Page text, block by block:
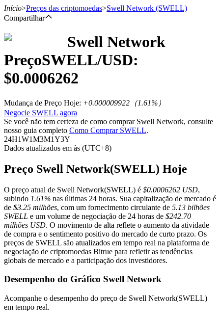
Futuros de USDT
Futuros usando USDT como garantia
Futuros COIN-M
Futuros de criptomoeda
Início>Preços das criptomoedas>Swell Network (SWELL)
Compartilhar
Swell Network
PreçoSWELL/USD:
$0.0006262
Mudança de Preço Hoje: +0.000009922 （1.61%）
Negocie SWELL agora
Se você não tem certeza de como comprar Swell Network, consulte
nosso guia completo Como Comprar SWELL.
24H1W1M3M1Y3Y
Dados atualizados em às (UTC+8)
Preço Swell Network(SWELL) Hoje
O preço atual de Swell Network(SWELL) é $0.0006262 USD,
subindo 1.61% nas últimas 24 horas. Sua capitalização de mercado é
de $3.25 milhões, com um fornecimento circulante de 5.13 bilhões
SWELL e um volume de negociação de 24 horas de $242.70
milhões USD. O movimento de alta reflete o aumento da atividade
de compra e o sentimento positivo do mercado de curto prazo. Os
preços de SWELL são atualizados em tempo real na plataforma de
negociação de criptomoedas Bitrue para refletir as tendências
globais de mercado e a participação dos investidores.
Desempenho do Gráfico Swell Network
Acompanhe o desempenho do preço de Swell Network(SWELL)
em tempo real.